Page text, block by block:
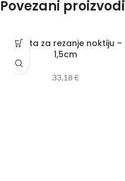
Povezani proizvodi
Kliješta za rezanje noktiju –
1,5cm
33,18€